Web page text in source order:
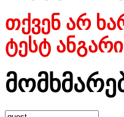
თქვენ არ
ტესტ